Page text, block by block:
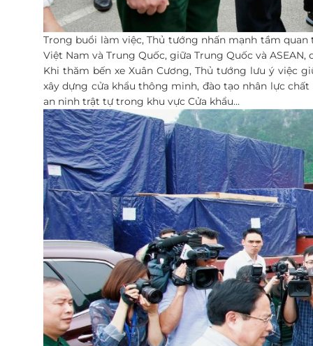
Trong buổi làm việc, Thủ tướng nhấn mạnh tầm
Việt Nam và Trung Quốc, giữa Trung Quốc và
Khi thăm bến xe Xuân Cương, Thủ tướng lưu ý việc
xây dựng cửa khẩu thông minh, đào tạo nhân lực
an ninh trật tự trong khu vực Cửa khẩu…